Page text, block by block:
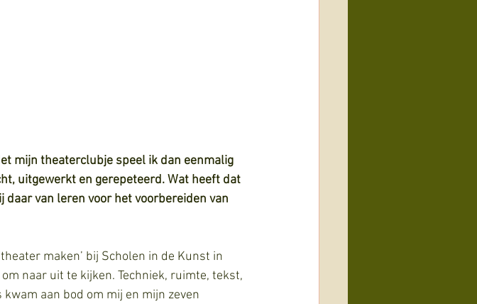
mijn theaterclubje speel ik dan eenmalig
uitgewerkt en gerepeteerd. Wat heeft dat
daar van leren voor het voorbereiden van
maken’ bij Scholen in de Kunst in
naar uit te kijken. Techniek, ruimte, tekst,
aan bod om mij en mijn zeven